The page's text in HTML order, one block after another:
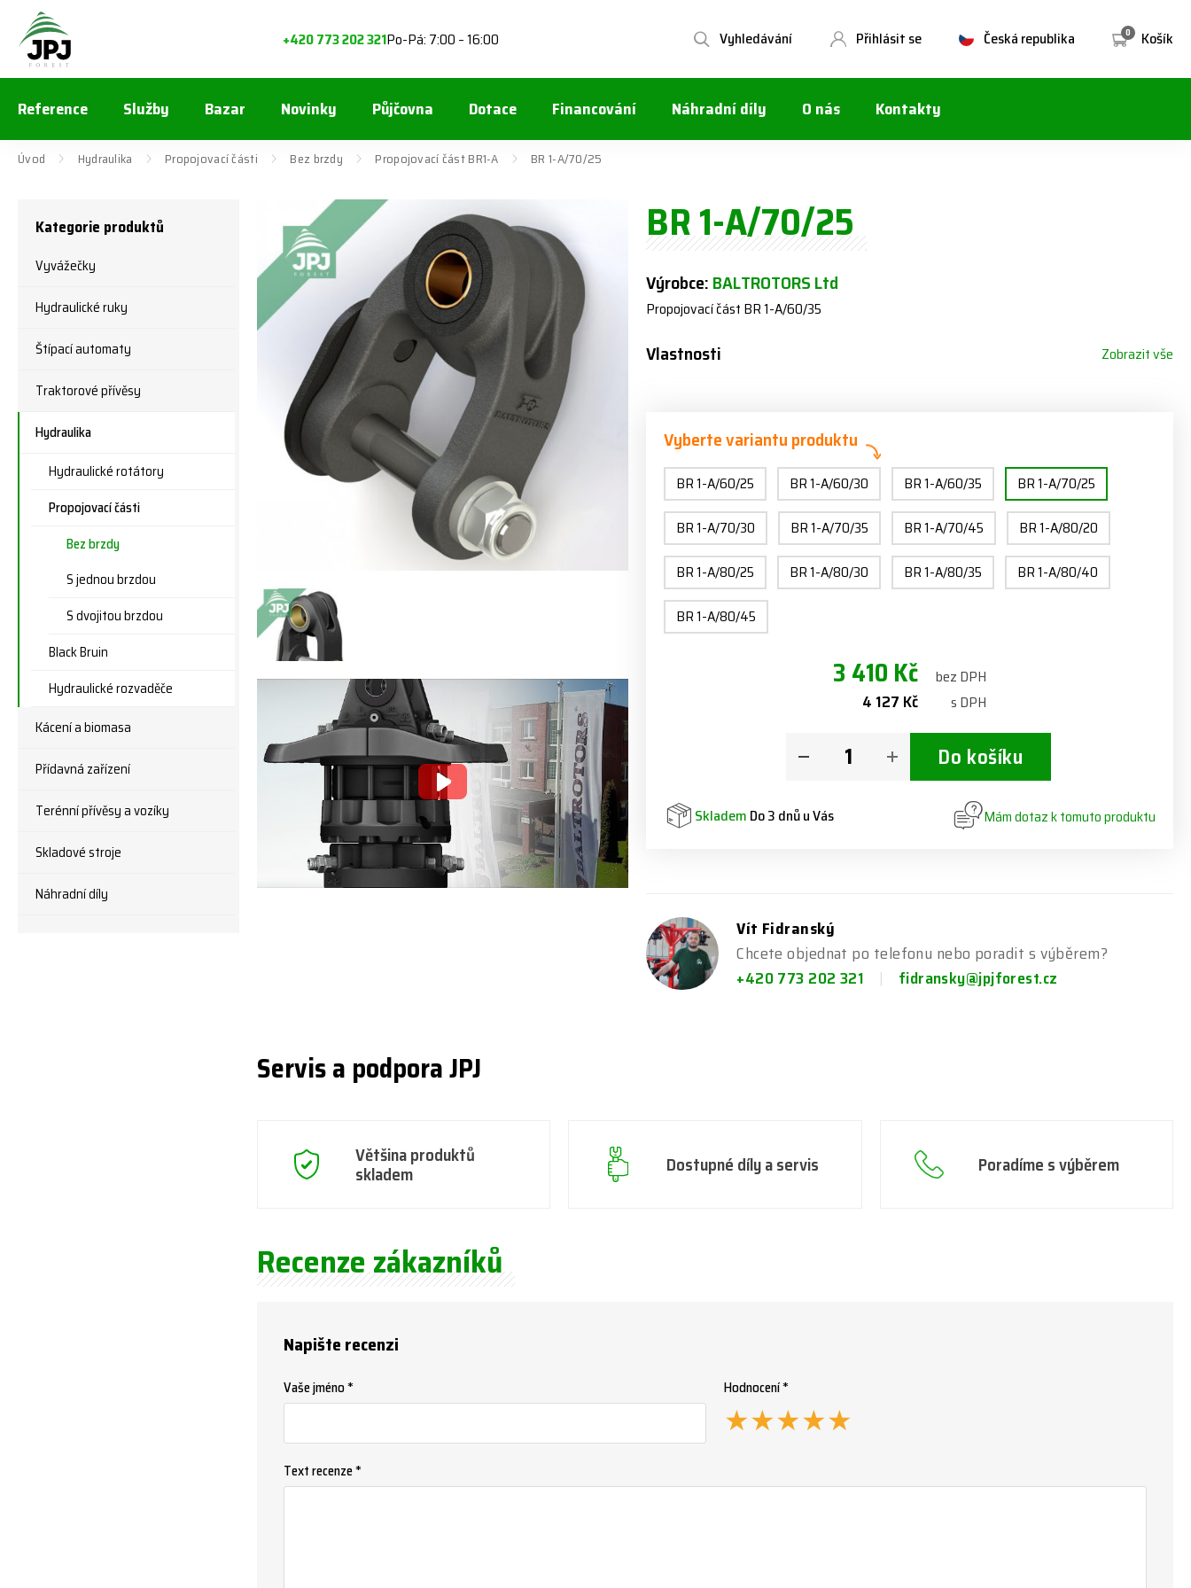
+420 773 202 321Po-Pá: 7:00 – 16:00 0 Košík
Česká republika
Přihlásit se
Vyhledávání
Reference Služby Bazar Novinky Půjčovna Dotace Financování Náhradní díly O nás Kontakty
Úvod Hydraulika Propojovací části Bez brzdy Propojovací část BR1-A BR 1-A/70/25
Kategorie produktů
Vyvážečky
Hydraulické ruky
Štípací automaty
Traktorové přívěsy
Hydraulika
Hydraulické rotátory
Propojovací části
Bez brzdy
S jednou brzdou
S dvojitou brzdou
Black Bruin
Hydraulické rozvaděče
Kácení a biomasa
Přídavná zařízení
Terénní přívěsy a vozíky
Skladové stroje
Náhradní díly
BR 1-A/70/25
Výrobce:BALTROTORS Ltd
Propojovací část BR 1-A/60/35
Vlastnosti Zobrazit vše
Vyberte variantu produktu
BR 1-A/60/25 BR 1-A/60/30 BR 1-A/60/35
BR 1-A/70/25
BR 1-A/70/30
BR 1-A/70/35 BR 1-A/70/45
BR 1-A/80/20
BR 1-A/80/25
BR 1-A/80/30 BR 1-A/80/35
BR 1-A/80/40
BR 1-A/80/45
3 410 Kč bez DPH
4 127 Kč s DPH
Do košíku
Skladem Do 3 dnů u Vás Mám dotaz k tomuto produktu
Vít Fidranský
Chcete objednat po telefonu nebo poradit s výběrem?
+420 773 202 321
fidransky@jpjforest.cz
Servis a podpora JPJ
Většina produktů
skladem Dostupné díly a servis Poradíme s výběrem
Recenze zákazníků
Napište recenzi
Vaše jméno * Hodnocení *
★
★
★
★
★
Text recenze *